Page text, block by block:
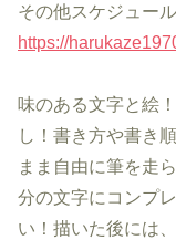
その他スケジュー
https://
味のある文字と絵
し！書き方や書き
まま自由に筆を走
分の文字にコンプ
い！描いた後には